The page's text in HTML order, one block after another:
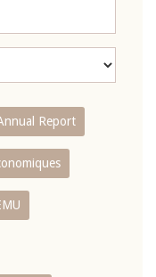
Report